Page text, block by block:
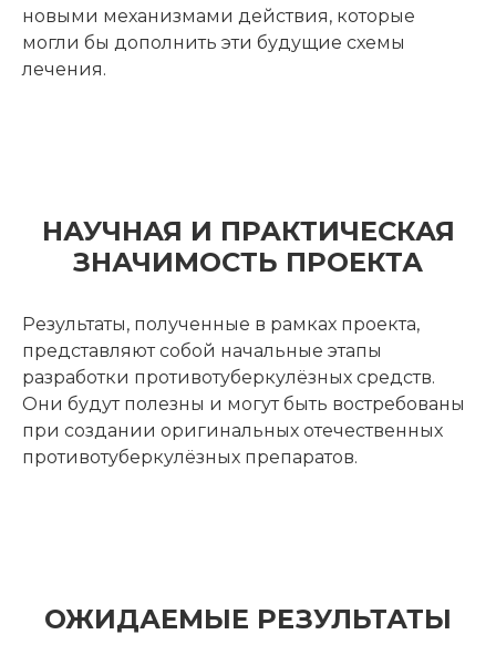
новыми механизмами действия, которые
могли бы дополнить эти будущие схемы
лечения.
НАУЧНАЯ И ПРАКТИЧЕСКАЯ
ЗНАЧИМОСТЬ ПРОЕКТА
Результаты, полученные в рамках проекта,
представляют собой начальные этапы
разработки противотуберкулёзных средств.
Они будут полезны и могут быть востребованы
при создании оригинальных отечественных
противотуберкулёзных препаратов.
ОЖИДАЕМЫЕ РЕЗУЛЬТАТЫ